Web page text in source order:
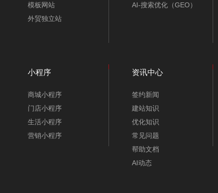
模板网站
外贸独立站
AI-搜索优化（GEO）
小程序
商城小程序
门店小程序
生活小程序
营销小程序
资讯中心
签约新闻
建站知识
优化知识
常见问题
帮助文档
AI动态